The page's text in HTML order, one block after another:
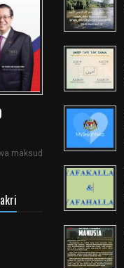
maksud